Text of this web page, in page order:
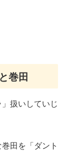
巻田
扱いしていじ
田を「ダント